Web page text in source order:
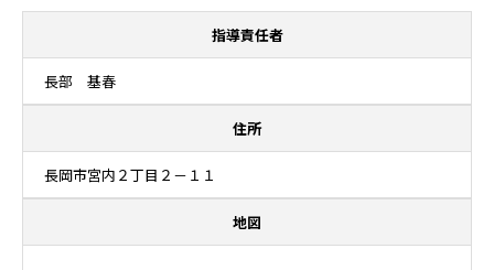
指導責任者
長部 基春
住所
長岡市宮内２丁目２－１１
地図